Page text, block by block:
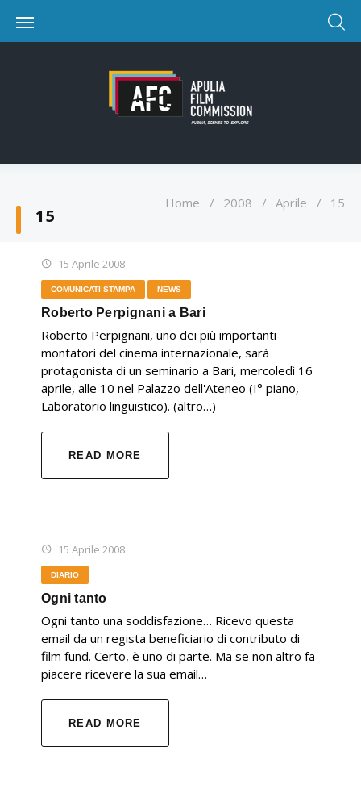
15
Home / 2008 / Aprile / 15
15 Aprile 2008
COMUNICATI STAMPA NEWS
Roberto Perpignani a Bari
Roberto Perpignani, uno dei più importanti
montatori del cinema internazionale, sarà
protagonista di un seminario a Bari, mercoledì 16
aprile, alle 10 nel Palazzo dell'Ateneo (I° piano,
Laboratorio linguistico). (altro…)
READ MORE
15 Aprile 2008
DIARIO
Ogni tanto
Ogni tanto una soddisfazione… Ricevo questa
email da un regista beneficiario di contributo di
film fund. Certo, è uno di parte. Ma se non altro fa
piacere ricevere la sua email…
READ MORE